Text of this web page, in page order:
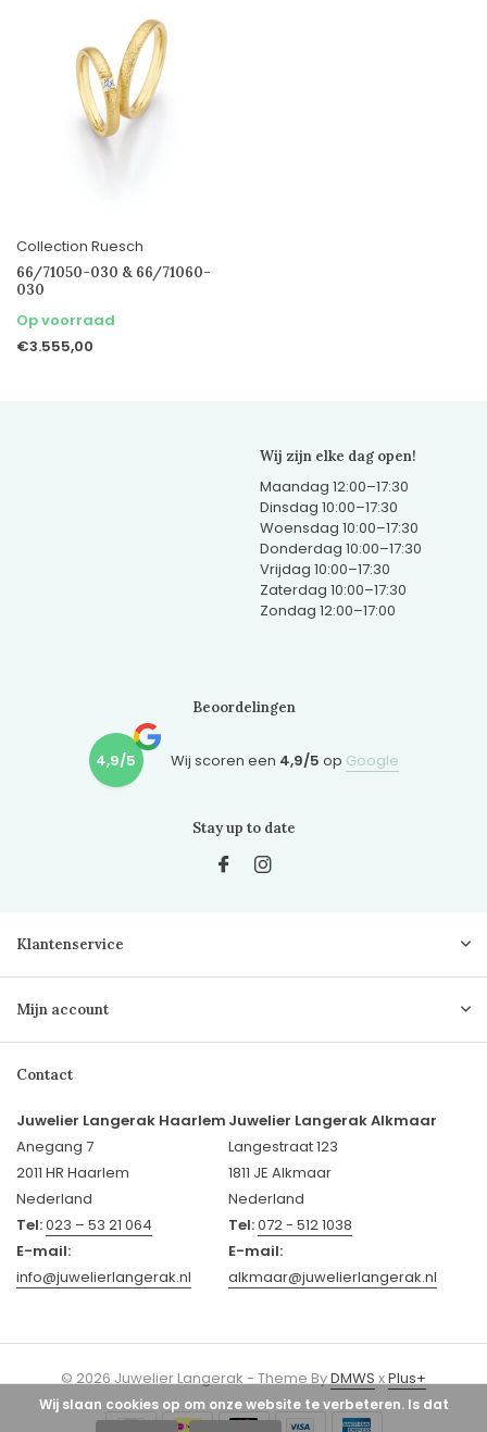
Collection Ruesch
66/71050-030 & 66/71060-
030
Op voorraad
€3.555,00
Wij zijn elke dag open!
Maandag 12:00–17:30
Dinsdag 10:00–17:30
Woensdag 10:00–17:30
Donderdag 10:00–17:30
Vrijdag 10:00–17:30
Zaterdag 10:00–17:30
Zondag 12:00–17:00
Beoordelingen
4,9/5 Wij scoren een 4,9/5 op Google
Stay up to date
Klantenservice
Mijn account
Contact
Juwelier Langerak Haarlem
Anegang 7
2011 HR Haarlem
Nederland
Tel:023 – 53 21 064
E-mail:
info@juwelierlangerak.nl
Juwelier Langerak Alkmaar
Langestraat 123
1811 JE Alkmaar
Nederland
Tel:072 - 512 1038
E-mail:
alkmaar@juwelierlangerak.nl
© 2026 Juwelier Langerak - Theme ByDMWSxPlus+
Wij slaan cookies op om onze website te verbeteren. Is dat